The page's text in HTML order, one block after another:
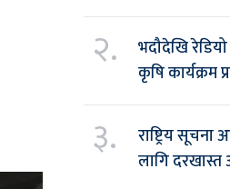
२.
भदौदेखि
कृषि कार्यक्रम
३.
राष्ट्रिय
लागि दरखास्त